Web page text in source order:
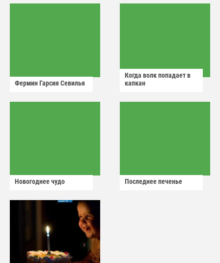
Фермин Гарсия Севилья
Когда волк попадает в
капкан
Новогоднее чудо Последнее печенье